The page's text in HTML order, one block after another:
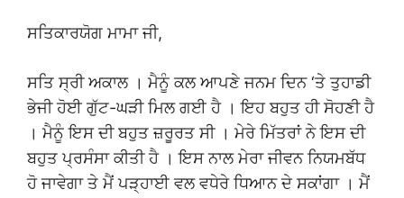
ਸਤਿਕਾਰਯੋਗ ਮਾਮਾ ਜੀ,
ਸਤਿ ਸ੍ਰੀ ਅਕਾਲ । ਮੈਨੂੰ ਕਲ ਆਪਣੇ ਜਨਮ ਦਿਨ ‘ਤੇ ਤੁਹਾਡੀ
ਭੇਜੀ ਹੋਈ ਗੁੱਟ-ਘੜੀ ਮਿਲ ਗਈ ਹੈ । ਇਹ ਬਹੁਤ ਹੀ ਸੋਹਣੀ ਹੈ
। ਮੈਨੂੰ ਇਸ ਦੀ ਬਹੁਤ ਜ਼ਰੂਰਤ ਸੀ । ਮੇਰੇ ਮਿੱਤਰਾਂ ਨੇ ਇਸ ਦੀ
ਬਹੁਤ ਪ੍ਰਸੰਸਾ ਕੀਤੀ ਹੈ । ਇਸ ਨਾਲ ਮੇਰਾ ਜੀਵਨ ਨਿਯਮਬੱਧ
ਹੋ ਜਾਵੇਗਾ ਤੇ ਮੈਂ ਪੜ੍ਹਾਈ ਵਲ ਵਧੇਰੇ ਧਿਆਨ ਦੇ ਸਕਾਂਗਾ । ਮੈਂ